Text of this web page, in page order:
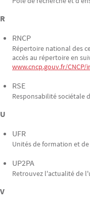
R
RNCP
Répertoire national des
accès au répertoire en
www.cncp.gouv.fr/CNCP/
RSE
Responsabilité sociétale
U
UFR
Unités de formation et de
UP2PA
Retrouvez l'actualité de
V